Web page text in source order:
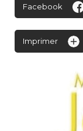
Facebook
Imprimer